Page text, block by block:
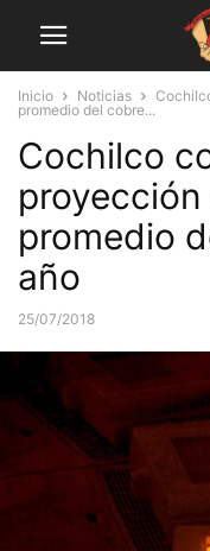
Inicio Noticias
promedio del cobre...
Cochilco
promedio
año
25/07/2018